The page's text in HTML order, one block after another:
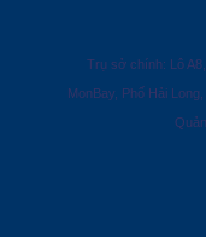
Trụ sở chính: Lô
MonBay, Phố Hải